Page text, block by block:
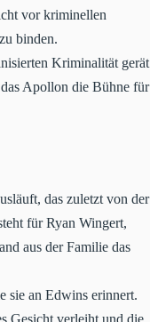
vor kriminellen
binden.
Kriminalität gerät
Apollon die Bühne für
das zuletzt von der
für Ryan Wingert,
aus der Familie das
sie an Edwins erinnert.
Gesicht verleiht und die